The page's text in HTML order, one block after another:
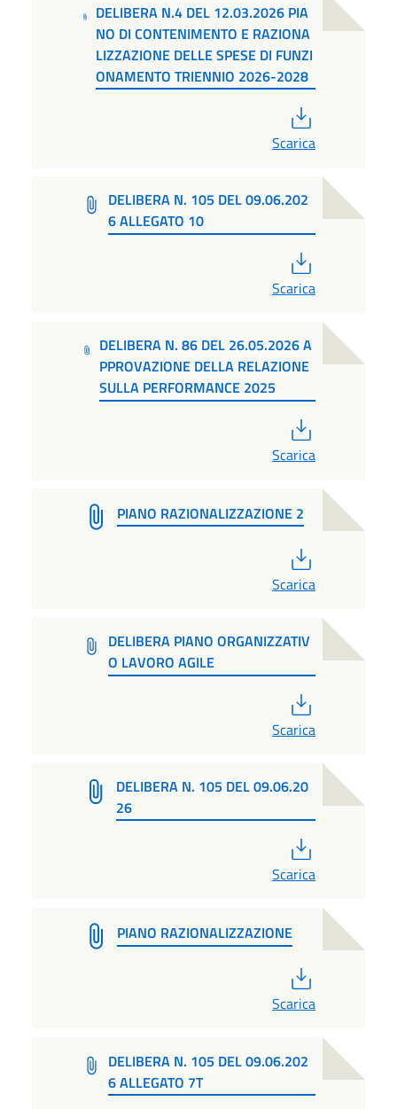
DELIBERA N.4 DEL 12.03.2026 PIA
NO DI CONTENIMENTO E RAZIONA
LIZZAZIONE DELLE SPESE DI FUNZI
ONAMENTO TRIENNIO 2026-2028
Scarica
DELIBERA N. 105 DEL 09.06.202
6 ALLEGATO 10
Scarica
DELIBERA N. 86 DEL 26.05.2026 A
PPROVAZIONE DELLA RELAZIONE
SULLA PERFORMANCE 2025
Scarica
PIANO RAZIONALIZZAZIONE 2
Scarica
DELIBERA PIANO ORGANIZZATIV
O LAVORO AGILE
Scarica
DELIBERA N. 105 DEL 09.06.20
26
Scarica
PIANO RAZIONALIZZAZIONE
Scarica
DELIBERA N. 105 DEL 09.06.202
6 ALLEGATO 7T